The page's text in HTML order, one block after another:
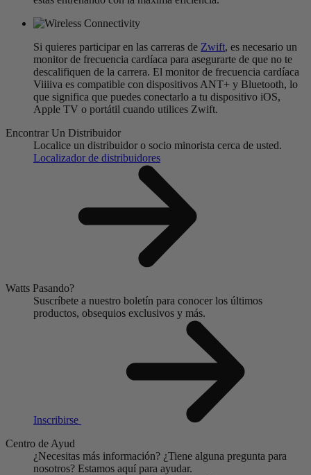
Si quieres participar en las carreras de Zwift, es necesario un
monitor de frecuencia cardíaca para asegurarte de que no te
descalifiquen de la carrera. El monitor de frecuencia cardíaca
Viiiiva es compatible con dispositivos ANT+ y Bluetooth, lo
que significa que puedes conectarlo a tu dispositivo iOS,
Apple TV o portátil cuando utilices Zwift.
Encontrar Un Distribuidor
Localice un distribuidor o socio minorista cerca de usted.
Localizador de distribuidores
Watts Pasando?
Suscríbete a nuestro boletín para conocer los últimos
productos, obsequios exclusivos y más.
Inscribirse
Centro de Ayud
¿Necesitas más información? ¿Tiene alguna pregunta para
nosotros? Estamos aquí para ayudar.